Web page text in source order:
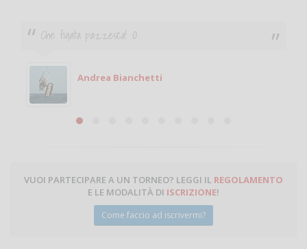
Ciao. Sono a Treviglio da poco e vorrei tornare a
giocare. Se sei in zona e puoi giocare fammi sapere.
Michele
Michele Miglionico
VUOI PARTECIPARE A UN TORNEO? LEGGI IL REGOLAMENTO
E LE MODALITÀ DI ISCRIZIONE!
Come faccio ad iscrivermi?